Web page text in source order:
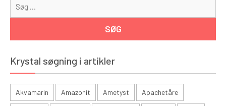
Krystal søgning i artikler
Akvamarin Amazonit Ametyst Apachetåre